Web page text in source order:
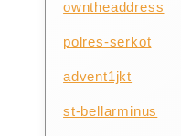
owntheaddress
polres-serkot
advent1jkt
st-bellarminus